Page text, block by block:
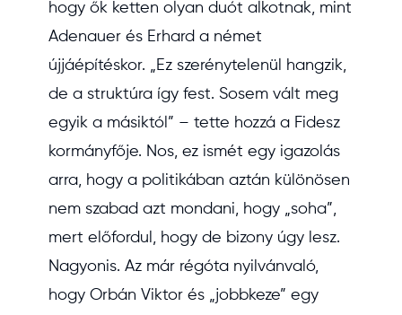
hogy ők ketten olyan duót alkotnak, mint
Adenauer és Erhard a német
újjáépítéskor. „Ez szerénytelenül hangzik,
de a struktúra így fest. Sosem vált meg
egyik a másiktól” – tette hozzá a Fidesz
kormányfője. Nos, ez ismét egy igazolás
arra, hogy a politikában aztán különösen
nem szabad azt mondani, hogy „soha”,
mert előfordul, hogy de bizony úgy lesz.
Nagyonis. Az már régóta nyilvánvaló,
hogy Orbán Viktor és „jobbkeze” egy